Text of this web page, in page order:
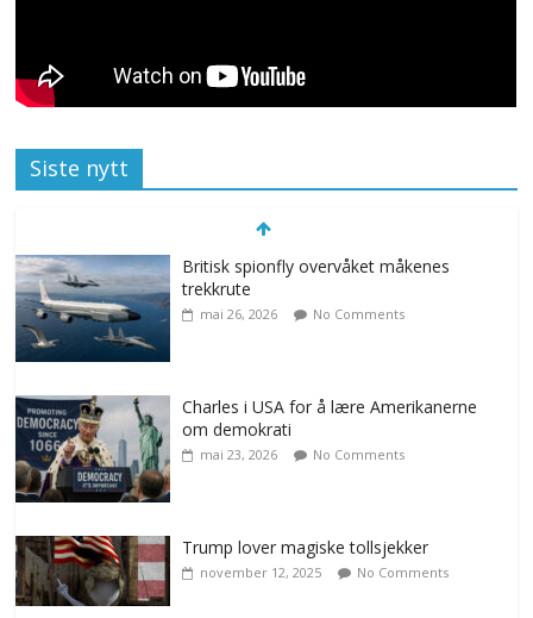
Siste nytt
Britisk spionfly overvåket måkenes
trekkrute
mai 26, 2026 No Comments
Charles i USA for å lære Amerikanerne
om demokrati
mai 23, 2026 No Comments
Trump lover magiske tollsjekker
november 12, 2025 No Comments